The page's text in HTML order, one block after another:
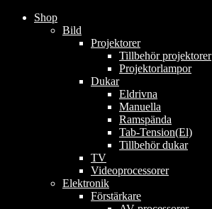
Shop
Bild
Projektorer
Tillbehör projektorer
Projektorlampor
Dukar
Eldrivna
Manuella
Ramspända
Tab-Tension(El)
Tillbehör dukar
TV
Videoprocessorer
Elektronik
Förstärkare